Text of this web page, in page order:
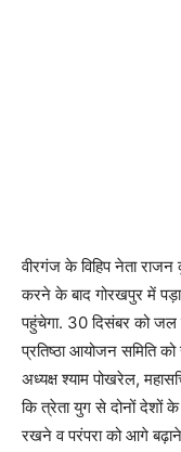
वीरगंज के विहिप नेता
करने के बाद गोरखपुर में
पहुंचेगा. 30 दिसंबर को जल
प्रतिष्ठा आयोजन समिति को
अध्यक्ष श्याम पोखरेल,
कि त्रेता युग से दोनों देशों के
रखने व परंपरा को आगे